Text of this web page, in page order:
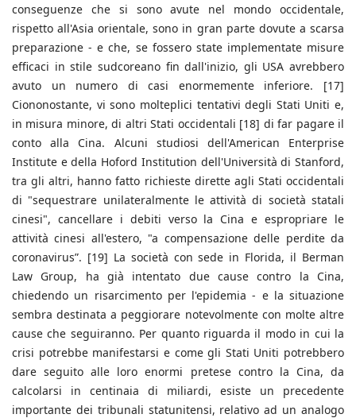
conseguenze che si sono avute nel mondo occidentale,
rispetto all'Asia orientale, sono in gran parte dovute a scarsa
preparazione - e che, se fossero state implementate misure
efficaci in stile sudcoreano fin dall'inizio, gli USA avrebbero
avuto un numero di casi enormemente inferiore. [17]
Ciononostante, vi sono molteplici tentativi degli Stati Uniti e,
in misura minore, di altri Stati occidentali [18] di far pagare il
conto alla Cina. Alcuni studiosi dell'American Enterprise
Institute e della Hoford Institution dell'Università di Stanford,
tra gli altri, hanno fatto richieste dirette agli Stati occidentali
di "sequestrare unilateralmente le attività di società statali
cinesi", cancellare i debiti verso la Cina e espropriare le
attività cinesi all'estero, "a compensazione delle perdite da
coronavirus”. [19] La società con sede in Florida, il Berman
Law Group, ha già intentato due cause contro la Cina,
chiedendo un risarcimento per l'epidemia - e la situazione
sembra destinata a peggiorare notevolmente con molte altre
cause che seguiranno. Per quanto riguarda il modo in cui la
crisi potrebbe manifestarsi e come gli Stati Uniti potrebbero
dare seguito alle loro enormi pretese contro la Cina, da
calcolarsi in centinaia di miliardi, esiste un precedente
importante dei tribunali statunitensi, relativo ad un analogo